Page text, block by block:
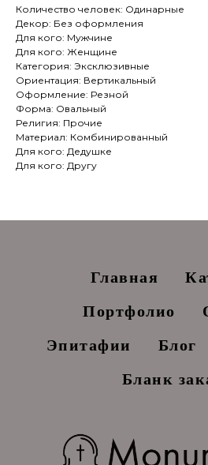
Количество человек: Одинарные
Декор: Без оформления
Для кого: Мужчине
Для кого: Женщине
Категория: Эксклюзивные
Ориентация: Вертикальный
Оформление: Резной
Форма: Овальный
Религия: Прочие
Материал: Комбинированный
Для кого: Дедушке
Для кого: Другу
Главная
Портфолио
Эпитафии
Блог
Бланк